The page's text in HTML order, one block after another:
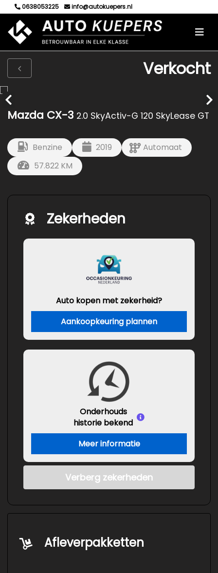
0638053225 info@autokuepers.nl
Verkocht
Mazda CX-3 2.0 SkyActiv-G 120 SkyLease GT
Benzine 2019
Automaat
57.822 KM
Zekerheden
Auto kopen met zekerheid?
Aankoopkeuring plannen
Onderhouds
historie bekend
Meer informatie
Verberg zekerheden
Afleverpakketten